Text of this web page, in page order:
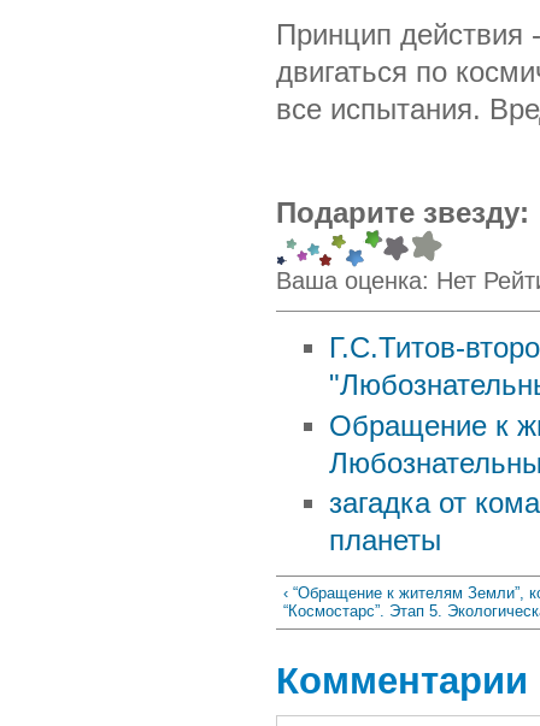
Принцип
двигаться по
все испытания.
Подарите звезду:
Ваша оценка: Нет
Г.С.Титов-
Обращение к
загадка от
планеты
‹ “Обращение к жителям Земли”,
“Космостарс”. Этап 5.
Комментарии